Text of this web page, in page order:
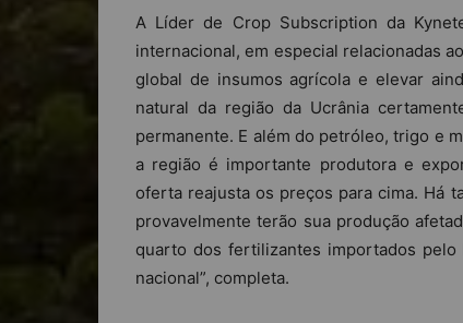
A Líder de Crop Subscription da
internacional, em especial relacionadas
global de insumos agrícola e elevar
natural da região da Ucrânia
permanente. E além do petróleo, trigo e
a região é importante produtora e
oferta reajusta os preços para cima. Há
provavelmente terão sua produção
quarto dos fertilizantes importados
nacional”, completa.